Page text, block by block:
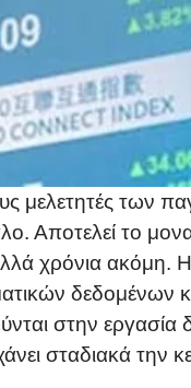
μελετητές των
Αποτελεί το
χρόνια ακόμη.
δεδομένων
στην εργασία
σταδιακά την